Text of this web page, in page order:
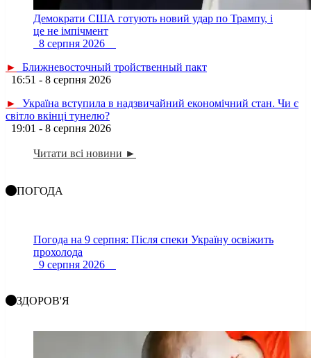
Демократи США готують новий удар по Трампу, і
це не імпічмент
8 серпня 2026
►
Ближневосточный тройственный пакт
16:51 - 8 серпня 2026
►
Україна вступила в надзвичайний економічний стан. Чи є
світло вкінці тунелю?
19:01 - 8 серпня 2026
Читати всі новини ►
ПОГОДА
Погода на 9 серпня: Після спеки Україну освіжить
прохолода
9 серпня 2026
ЗДОРОВ'Я